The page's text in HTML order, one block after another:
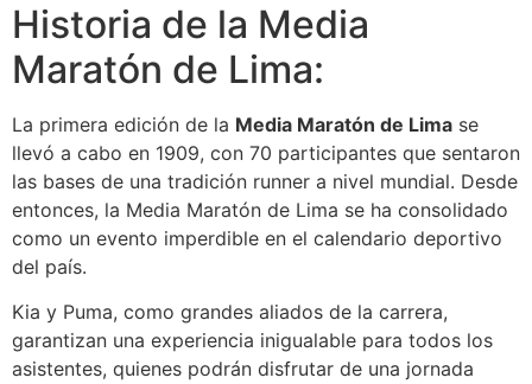
Historia de la Media
Maratón de Lima:
La primera edición de la Media Maratón de Lima se
llevó a cabo en 1909, con 70 participantes que sentaron
las bases de una tradición runner a nivel mundial. Desde
entonces, la Media Maratón de Lima se ha consolidado
como un evento imperdible en el calendario deportivo
del país.
Kia y Puma, como grandes aliados de la carrera,
garantizan una experiencia inigualable para todos los
asistentes, quienes podrán disfrutar de una jornada